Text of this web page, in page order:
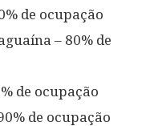
de ocupação
– 80% de
de ocupação
de ocupação